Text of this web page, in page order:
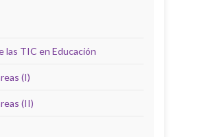
las TIC en Educación
(I)
(II)